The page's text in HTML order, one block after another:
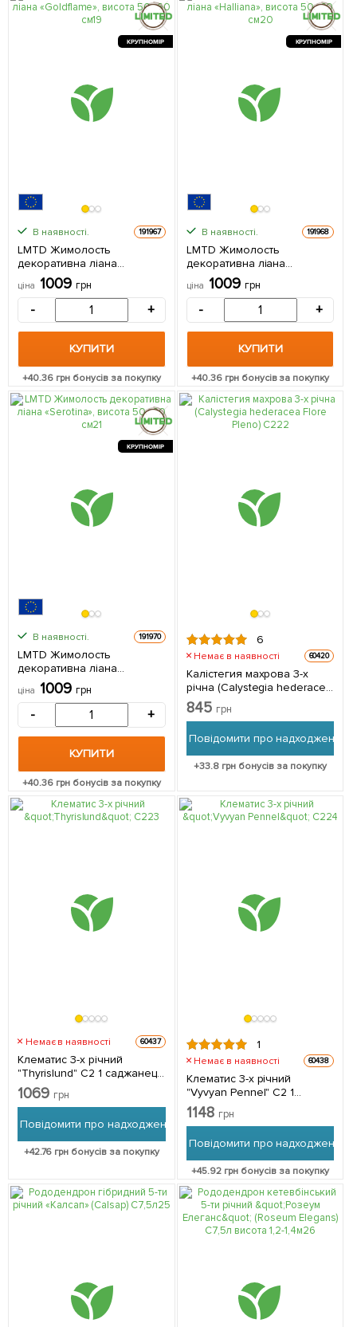
КРУПНОМІР
В наявності. 191967
LMTD Жимолость
декоративна ліана
«Goldflame», висота 50–60
см з Нідерландів 1
саджанець в упаковці
ціна 1009 грн
- +
КУПИТИ
+40.36грн бонусів за покупку
КРУПНОМІР
В наявності. 191968
LMTD Жимолость
декоративна ліана
«Halliana», висота 50–60 см
з Нідерландів 1 саджанець
ціна 1009 грн
- +
КУПИТИ
+40.36грн бонусів за покупку
КРУПНОМІР
В наявності. 191970
LMTD Жимолость
декоративна ліана
«Serotina», висота 50–60 см
з Нідерландів 1 саджанець
ціна 1009 грн
- +
КУПИТИ
+40.36грн бонусів за покупку
6
Немає в наявності 60420
Калістегия махрова 3-х
річна (Calystegia hederacea
Flore Pleno) С2 1 саджанець
в упаковці
845 грн
Повідомити про надходження
+33.8 грн бонусів за покупку
Немає в наявності 60437
Клематис 3-х річний
"Thyrislund" С2 1 саджанець
в упаковці
1069 грн
Повідомити про надходження
+42.76 грн бонусів за покупку
1
Немає в наявності 60438
Клематис 3-х річний
"Vyvyan Pennel" С2 1
саджанець в упаковці
1148 грн
Повідомити про надходження
+45.92 грн бонусів за покупку